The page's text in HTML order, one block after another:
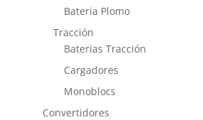
Bateria Plomo
Tracción
Baterias Tracción
Cargadores
Monoblocs
Convertidores